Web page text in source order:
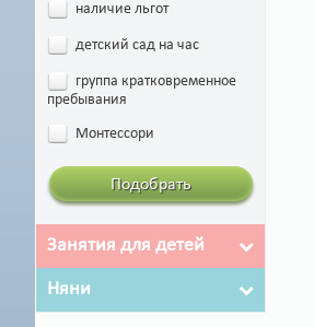
наличие льгот
детский сад на час
группа кратковременное
пребывания
Монтессори
Подобрать
Занятия для детей
Няни